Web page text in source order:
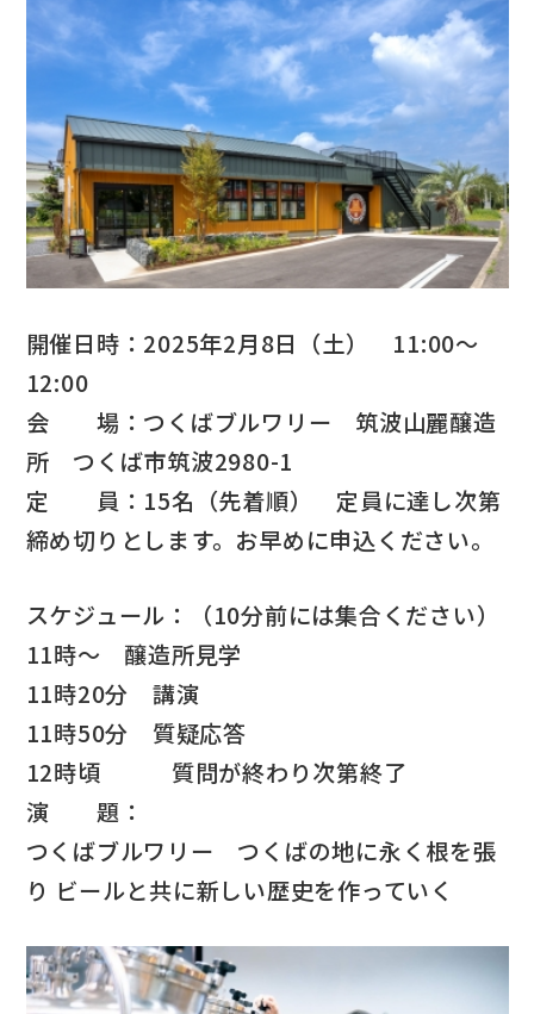
開催日時：2025年2月8日（土） 11:00～
12:00
会 場：つくばブルワリー 筑波山麗醸造
所 つくば市筑波2980-1
定 員：15名（先着順） 定員に達し次第
締め切りとします。お早めに申込ください。
スケジュール：（10分前には集合ください）
11時〜 醸造所見学
11時20分 講演
11時50分 質疑応答
12時頃 質問が終わり次第終了
演 題：
つくばブルワリー つくばの地に永く根を張
り ビールと共に新しい歴史を作っていく